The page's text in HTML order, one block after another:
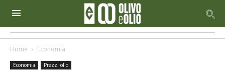
Home Economia
Economia Prezzi olio